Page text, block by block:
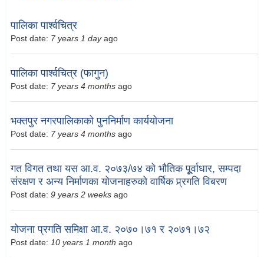
पालिका पार्श्वचित्र
Post date: 7 years 1 dayago
पालिका पार्श्वचित्र (फागुन)
Post date: 7 years 4 months ago
भक्तपुर नगरपालिकाको पुननिर्माण कार्ययोजना
Post date: 7 years 4 months ago
गत विगत तथा यस आ.व. २०७३/७४ को भौतिक पूूर्वाधार, सम्पदा
संरक्षण र अन्य निर्माणका योजनाहरुको वार्षिक प्र्रगति विबरण
Post date: 9 years 2 weeks ago
योजना प्रगति समिक्षा आ.व. २०७०।७१ र २०७१।७२
Post date: 10 years 1 month ago